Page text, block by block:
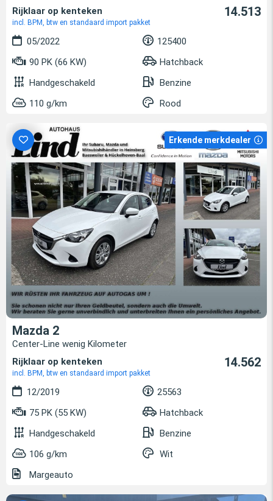
Rijklaar op kenteken
incl. BPM, btw en standaard import pakket
14.513
05/2022
125400
90 PK (66 KW)
Hatchback
Handgeschakeld
Benzine
110 g/km
Rood
Erkende merkdealer
Mazda 2
Center-Line wenig Kilometer
Rijklaar op kenteken
incl. BPM, btw en standaard import pakket
14.562
12/2019
25563
75 PK (55 KW)
Hatchback
Handgeschakeld
Benzine
106 g/km
Wit
Margeauto